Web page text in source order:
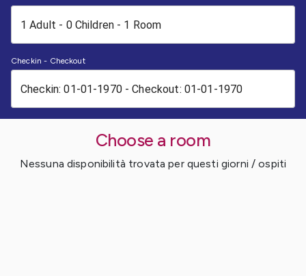
Checkin - Checkout
Choose a room
Nessuna disponibilità trovata per questi giorni / ospiti